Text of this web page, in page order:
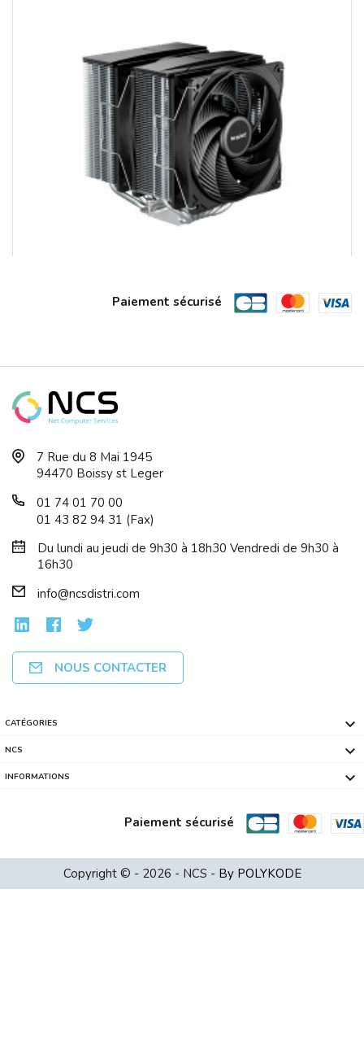
Ventilateur Cpu ARCTIC Alpine 17 Inte...
Paiement sécurisé
7 Rue du 8 Mai 1945
94470 Boissy st Leger
01 74 01 70 00
01 43 82 94 31 (Fax)
Du lundi au jeudi de 9h30 à 18h30 Vendredi de 9h30 à
16h30
info@ncsdistri.com
NOUS CONTACTER
CATÉGORIES 
NCS 
INFORMATIONS 
Paiement sécurisé
Copyright © - 2026 - NCS - By POLYKODE